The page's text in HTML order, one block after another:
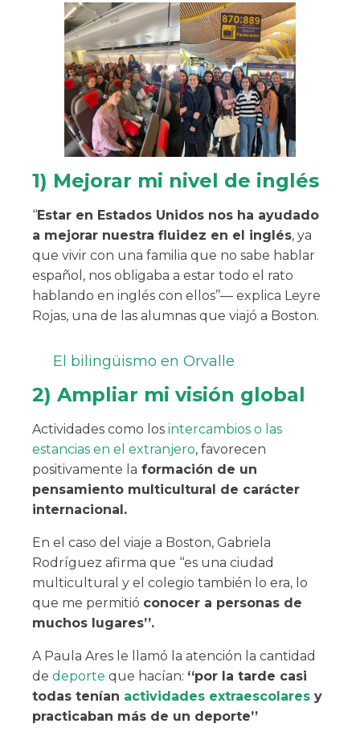
1) Mejorar mi nivel de inglés
‘‘Estar en Estados Unidos nos ha ayudado
a mejorar nuestra fluidez en el inglés, ya
que vivir con una familia que no sabe hablar
español, nos obligaba a estar todo el rato
hablando en inglés con ellos’’— explica Leyre
Rojas, una de las alumnas que viajó a Boston.
El bilingüismo en Orvalle
2) Ampliar mi visión global
Actividades como los intercambios o las
estancias en el extranjero, favorecen
positivamente la formación de un
pensamiento multicultural de carácter
internacional.
En el caso del viaje a Boston, Gabriela
Rodríguez afirma que ‘‘es una ciudad
multicultural y el colegio también lo era, lo
que me permitió conocer a personas de
muchos lugares’’.
A Paula Ares le llamó la atención la cantidad
de deporte que hacían: ‘‘por la tarde casi
todas tenían actividades extraescolares y
practicaban más de un deporte’’